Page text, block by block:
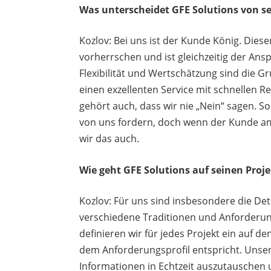
Was unterscheidet GFE Solutions von
Kozlov: Bei uns ist der Kunde König.
vorherrschen und ist gleichzeitig der
Flexibilität und Wertschätzung sind die
einen exzellenten Service mit schnellen
gehört auch, dass wir nie „Nein“ sagen.
von uns fordern, doch wenn der Kunde
wir das auch.
Wie geht GFE Solutions auf seinen
Kozlov: Für uns sind insbesondere die
verschiedene Traditionen und
definieren wir für jedes Projekt ein auf
dem Anforderungsprofil entspricht.
Informationen in Echtzeit